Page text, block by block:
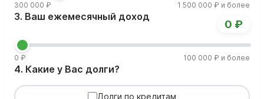
300 000 ₽ 1 500 000 ₽ и более
3. Ваш ежемесячный доход
0 ₽ 100 000 ₽ и более
0 ₽
4. Какие у Вас долги?
Долги по кредитам